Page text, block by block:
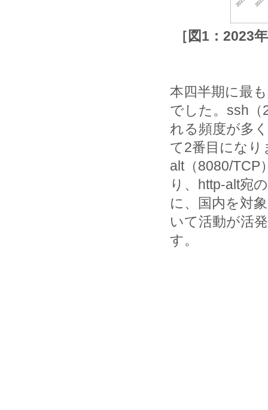
［図1：2023
本四半期に最
でした。ssh（
れる頻度が多
て2番目になり
alt（8080/TCP
り、http-alt宛
に、国内を対
いて活動が活
す。